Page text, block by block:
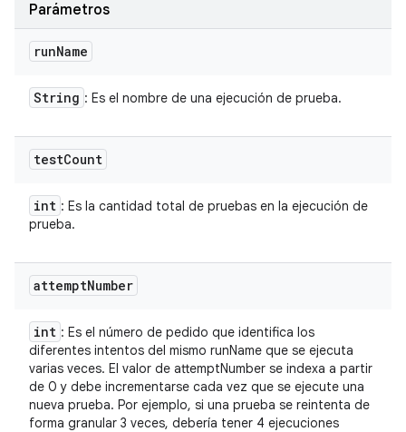
Parámetros
runName
String : Es el nombre de una ejecución de prueba.
testCount
int : Es la cantidad total de pruebas en la ejecución de
prueba.
attemptNumber
int : Es el número de pedido que identifica los
diferentes intentos del mismo runName que se ejecuta
varias veces. El valor de attemptNumber se indexa a partir
de 0 y debe incrementarse cada vez que se ejecute una
nueva prueba. Por ejemplo, si una prueba se reintenta de
forma granular 3 veces, debería tener 4 ejecuciones